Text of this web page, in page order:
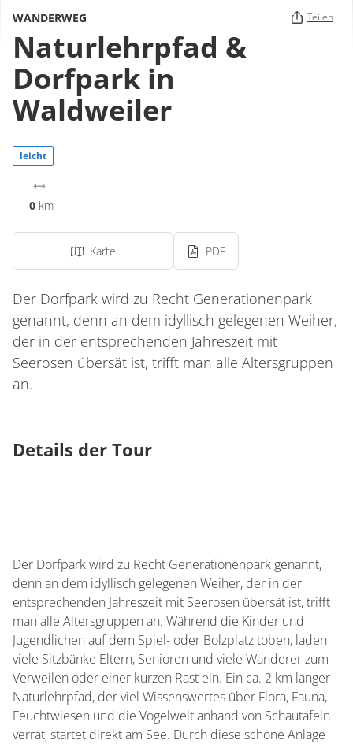
WANDERWEG Teilen
Naturlehrpfad &
Dorfpark in
Waldweiler
leicht
0 km
Karte PDF
Der Dorfpark wird zu Recht Generationenpark
genannt, denn an dem idyllisch gelegenen Weiher,
der in der entsprechenden Jahreszeit mit
Seerosen übersät ist, trifft man alle Altersgruppen
an.
Details der Tour
Der Dorfpark wird zu Recht Generationenpark genannt,
denn an dem idyllisch gelegenen Weiher, der in der
entsprechenden Jahreszeit mit Seerosen übersät ist, trifft
man alle Altersgruppen an. Während die Kinder und
Jugendlichen auf dem Spiel- oder Bolzplatz toben, laden
viele Sitzbänke Eltern, Senioren und viele Wanderer zum
Verweilen oder einer kurzen Rast ein. Ein ca. 2 km langer
Naturlehrpfad, der viel Wissenswertes über Flora, Fauna,
Feuchtwiesen und die Vogelwelt anhand von Schautafeln
verrät, startet direkt am See. Durch diese schöne Anlage